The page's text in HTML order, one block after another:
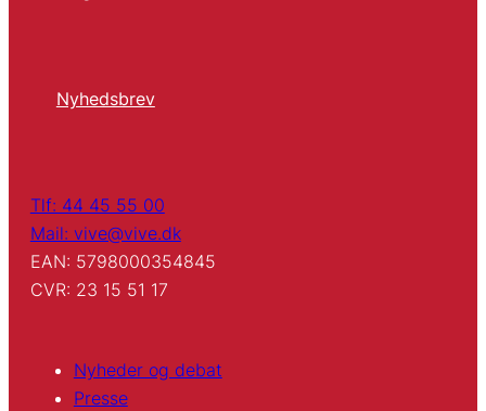
Nyhedsbrev
Tlf: 44 45 55 00
Mail: vive@vive.dk
EAN: 5798000354845
CVR: 23 15 51 17
Nyheder og debat
Presse